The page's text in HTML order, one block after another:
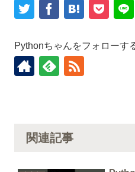
Pythonちゃんをフォローす
関連記事